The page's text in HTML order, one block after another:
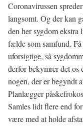
Coronavirussen
langsomt. Og der kan
den her sygdom ekstra
fælde som samfund.
uforsigtige, så
derfor bekymrer det os
nogen, der er begyndt
Planlægger
Samles lidt flere end
være med at holde